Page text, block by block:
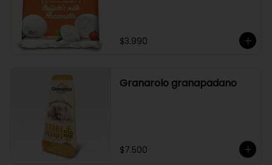
$3.990
Granarolo granapadano
$7.500